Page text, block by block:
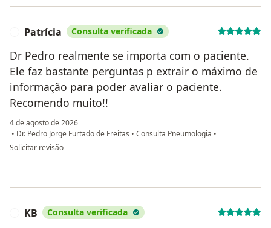
Patrícia Consulta verificada
Dr Pedro realmente se importa com o paciente.
Ele faz bastante perguntas p extrair o máximo de
informação para poder avaliar o paciente.
Recomendo muito!!
4 de agosto de 2026
• Dr. Pedro Jorge Furtado de Freitas • Consulta Pneumologia •
na opinião do utilizador Patrícia
Solicitar revisão
KB Consulta verificada